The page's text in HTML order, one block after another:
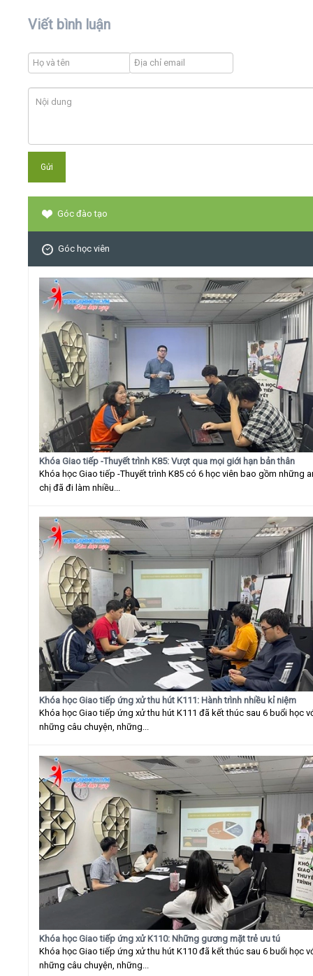
Viết bình luận
Góc đào tạo
Góc học viên
Khóa Giao tiếp -Thuyết trình K85: Vượt qua mọi giới hạn bản thân
Khóa học Giao tiếp -Thuyết trình K85 có 6 học viên bao gồm những
chị đã đi làm nhiều...
Khóa học Giao tiếp ứng xử thu hút K111: Hành trình nhiều kỉ niệm
Khóa học Giao tiếp ứng xử thu hút K111 đã kết thúc sau 6 buổi học
những câu chuyện, những...
Khóa học Giao tiếp ứng xử K110: Những gương mặt trẻ ưu tú
Khóa học Giao tiếp ứng xử thu hút K110 đã kết thúc sau 6 buổi học
những câu chuyện, những...